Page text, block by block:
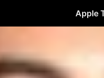
Apple